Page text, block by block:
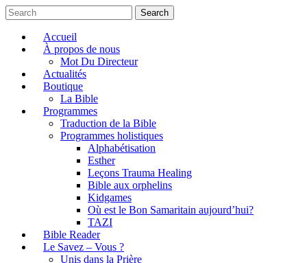
Search
Accueil
À propos de nous
Mot Du Directeur
Actualités
Boutique
La Bible
Programmes
Traduction de la Bible
Programmes holistiques
Alphabétisation
Esther
Leçons Trauma Healing
Bible aux orphelins
Kidgames
Où est le Bon Samaritain aujourd’hui?
TAZI
Bible Reader
Le Savez – Vous ?
Unis dans la Prière